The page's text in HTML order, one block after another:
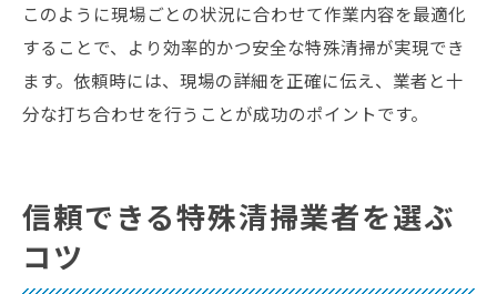
このように現場ごとの状況に合わせて作業内容を最適化
することで、より効率的かつ安全な特殊清掃が実現でき
ます。依頼時には、現場の詳細を正確に伝え、業者と十
分な打ち合わせを行うことが成功のポイントです。
信頼できる特殊清掃業者を選ぶ
コツ